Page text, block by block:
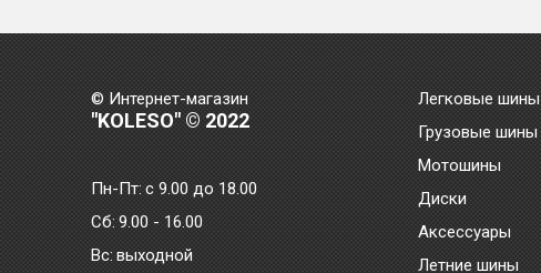
© Интернет-магазин
"KOLESO" © 2022
Пн-Пт:с 9.00 до 18.00
Сб: 9.00 - 16.00
Bc: выходной
Легковые шины
Грузовые шины
Мотошины
Диски
Аксессуары
Летние шины